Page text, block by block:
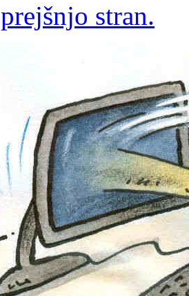
prejšnjo stran.